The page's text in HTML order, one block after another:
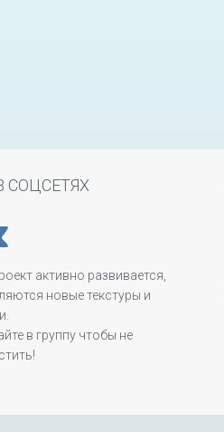
СОЦСЕТЯХ
активно развивается,
новые текстуры и
в группу чтобы не